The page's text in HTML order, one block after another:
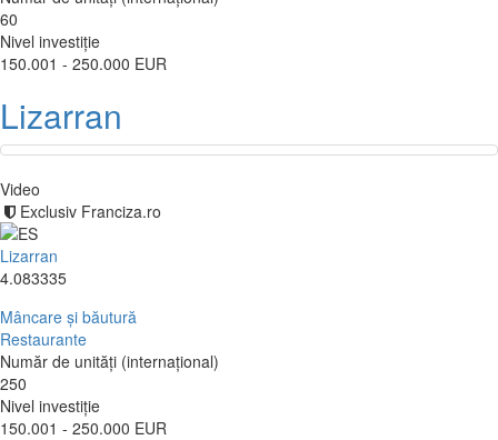
60
Nivel investiție
150.001 - 250.000 EUR
Lizarran
Video
Exclusiv Franciza.ro
Lizarran
4.083335
Mâncare și băutură
Restaurante
Număr de unități (internațional)
250
Nivel investiție
150.001 - 250.000 EUR